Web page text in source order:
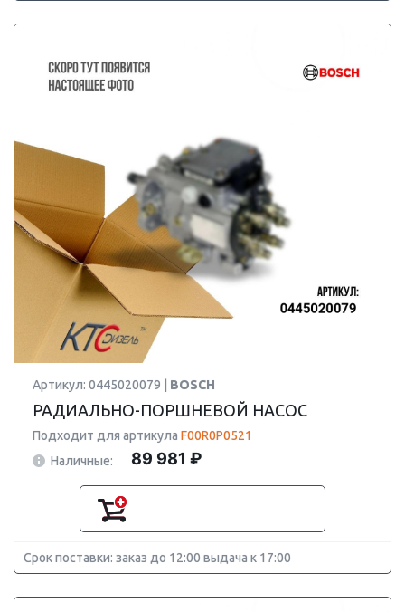
Артикул: 0445020079 | BOSCH
РАДИАЛЬНО-ПОРШНЕВОЙ НАСОС
Подходит для артикула F00R0P0521
Наличные:
89 981 ₽
Срок поставки: заказ до 12:00 выдача к 17:00